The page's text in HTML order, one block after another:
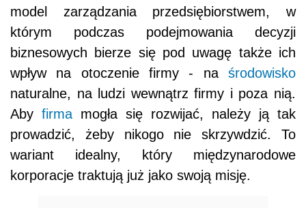
model zarządzania przedsiębiorstwem, w
którym podczas podejmowania decyzji
biznesowych bierze się pod uwagę także ich
wpływ na otoczenie firmy - na środowisko
naturalne, na ludzi wewnątrz firmy i poza nią.
Aby firma mogła się rozwijać, należy ją tak
prowadzić, żeby nikogo nie skrzywdzić. To
wariant idealny, który międzynarodowe
korporacje traktują już jako swoją misję.